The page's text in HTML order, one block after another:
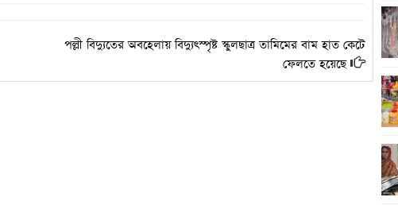
পল্লী বিদ্যুতের অবহেলায় বিদ্যুৎস্পৃষ্ট স্কুলছাত্র তামিমের বাম হাত কেটে
ফেলতে হয়েছে